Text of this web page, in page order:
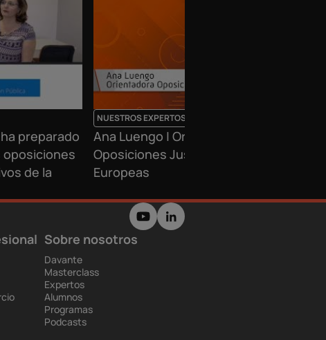
preparado
oposiciones
de la
NUESTROS EXPERTOS
Ana Luengo | Orientadora
Oposiciones Justicia, Penitenciarías y
Europeas
Sobre nosotros
Davante
Masterclass
Expertos
Alumnos
Programas
Podcasts